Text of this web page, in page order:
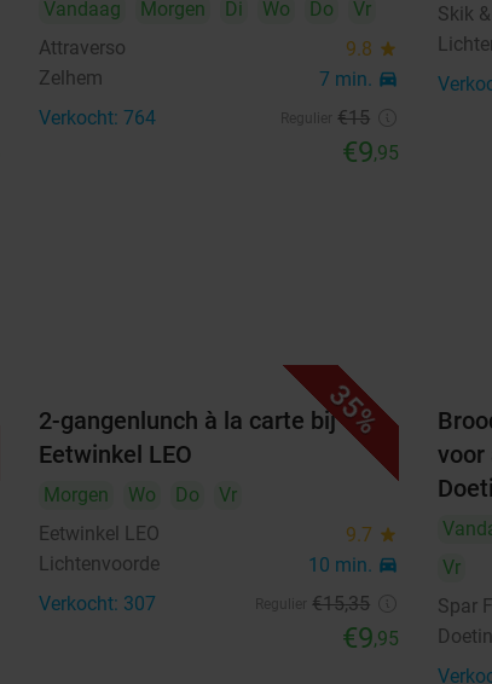
Vandaag Morgen Di Wo Do
Vr
Attraverso
9.8 star
Zelhem 7 min. directions_car
Verkocht: 764 €15
€9,95
Skik
35%
2-gangenlunch à la carte bij
Eetwinkel LEO
Morgen Wo Do
Vr
Eetwinkel LEO
9.7 star
Lichtenvoorde 10 min. directions_car
Verkocht: 307 €15,35
€9,95
voor
Vr
Spar